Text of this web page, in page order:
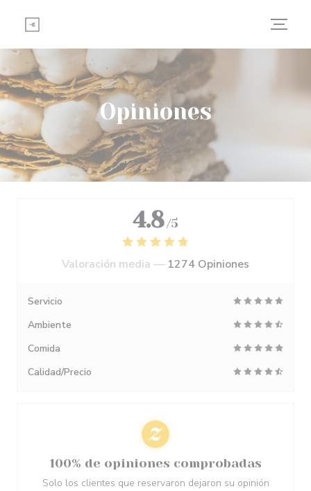
Opiniones
4.8 /5
Valoración media — 1274 Opiniones
Servicio
Ambiente
Comida
Calidad/Precio
100% de opiniones comprobadas
Solo los clientes que reservaron dejaron su opinión